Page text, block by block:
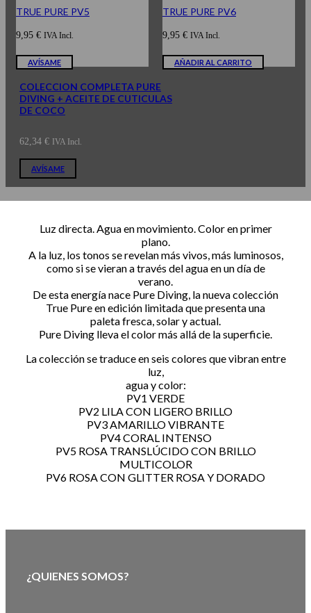
TRUE PURE PV5
9,95 € IVA Incl.
AVÍSAME
TRUE PURE PV6
9,95 € IVA Incl.
AÑADIR AL CARRITO
COLECCION COMPLETA PURE
DIVING + ACEITE DE CUTICULAS
DE COCO
62,34 € IVA Incl.
AVÍSAME
Luz directa. Agua en movimiento. Color en primer
plano.
A la luz, los tonos se revelan más vivos, más luminosos,
como si se vieran a través del agua en un día de
verano.
De esta energía nace Pure Diving, la nueva colección
True Pure en edición limitada que presenta una
paleta fresca, solar y actual.
Pure Diving lleva el color más allá de la superficie.
La colección se traduce en seis colores que vibran entre
luz,
agua y color:
PV1 VERDE
PV2 LILA CON LIGERO BRILLO
PV3 AMARILLO VIBRANTE
PV4 CORAL INTENSO
PV5 ROSA TRANSLÚCIDO CON BRILLO
MULTICOLOR
PV6 ROSA CON GLITTER ROSA Y DORADO
¿QUIENES SOMOS?